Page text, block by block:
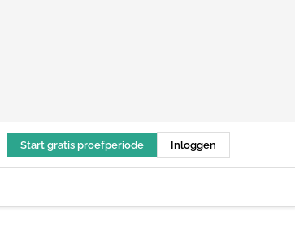
Start gratis proefperiode Inloggen